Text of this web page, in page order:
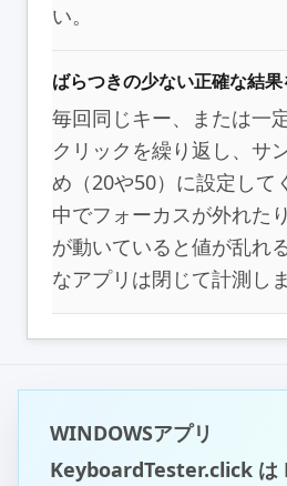
い。
ばらつきの少ない正確な結
毎回同じキー、または一
クリックを繰り返し、サ
め（20や50）に設定して
中でフォーカスが外れた
が動いていると値が乱れ
なアプリは閉じて計測し
WINDOWSアプリ
KeyboardTester.click